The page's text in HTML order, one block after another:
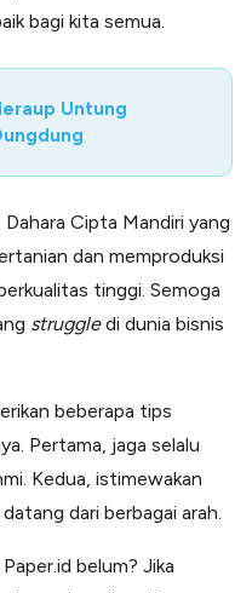
bagi kita semua.
Untung
Cipta Mandiri yang
dan memproduksi
tinggi. Semoga
struggledi dunia bisnis
beberapa tips
Pertama, jaga selalu
Kedua, istimewakan
dari berbagai arah.
belum? Jika